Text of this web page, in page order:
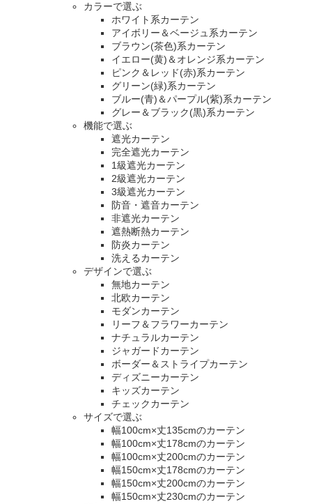
カラーで選ぶ
ホワイト系カーテン
アイボリー＆ベージュ系カーテン
ブラウン(茶色)系カーテン
イエロー(黄)＆オレンジ系カーテン
ピンク＆レッド(赤)系カーテン
グリーン(緑)系カーテン
ブルー(青)＆パープル(紫)系カーテン
グレー＆ブラック(黒)系カーテン
機能で選ぶ
遮光カーテン
完全遮光カーテン
1級遮光カーテン
2級遮光カーテン
3級遮光カーテン
防音・遮音カーテン
非遮光カーテン
遮熱断熱カーテン
防炎カーテン
洗えるカーテン
デザインで選ぶ
無地カーテン
北欧カーテン
モダンカーテン
リーフ＆フラワーカーテン
ナチュラルカーテン
ジャガードカーテン
ボーダー＆ストライプカーテン
ディズニーカーテン
キッズカーテン
チェックカーテン
サイズで選ぶ
幅100cm×丈135cmのカーテン
幅100cm×丈178cmのカーテン
幅100cm×丈200cmのカーテン
幅150cm×丈178cmのカーテン
幅150cm×丈200cmのカーテン
幅150cm×丈230cmのカーテン